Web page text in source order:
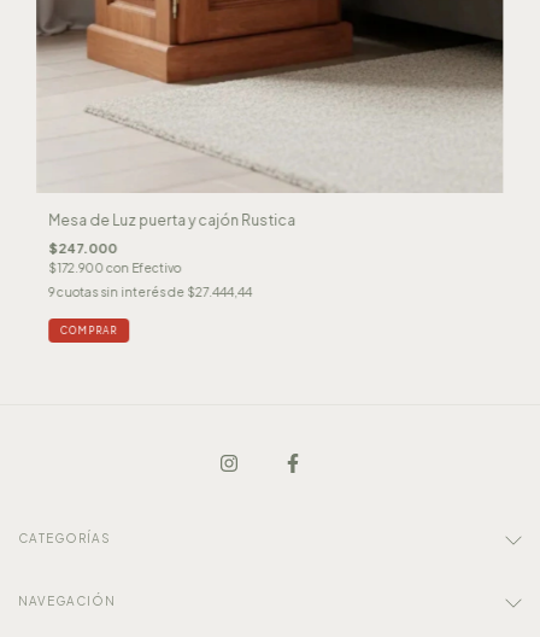
Mesa de Luz puerta y cajón Rustica
$247.000
$172.900con Efectivo
9cuotas sin interés de $27.444,44
COMPRAR
CATEGORÍAS
NAVEGACIÓN